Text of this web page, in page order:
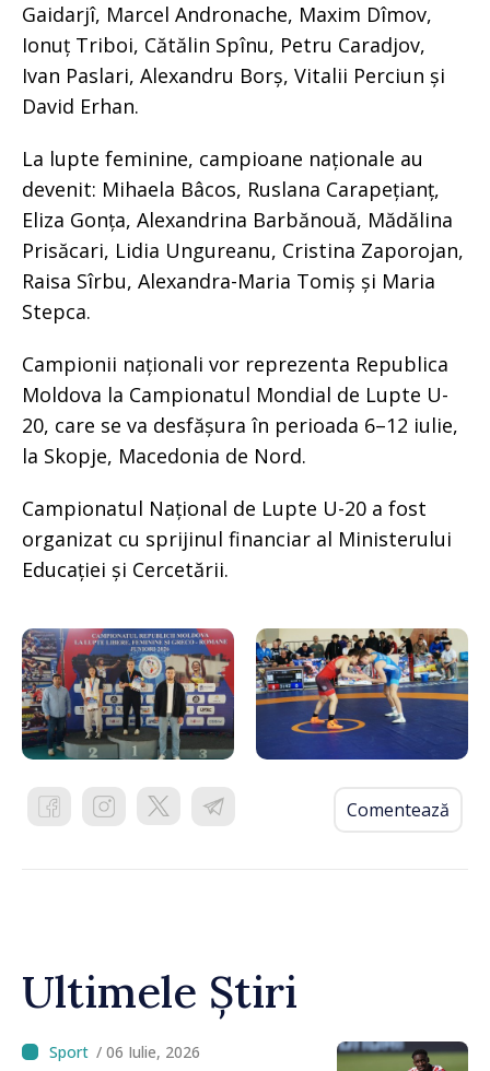
Gaidarjî, Marcel Andronache, Maxim Dîmov,
Ionuț Triboi, Cătălin Spînu, Petru Caradjov,
Ivan Paslari, Alexandru Borș, Vitalii Perciun și
David Erhan.
La lupte feminine, campioane naționale au
devenit: Mihaela Bâcos, Ruslana Carapețianț,
Eliza Gonța, Alexandrina Barbănouă, Mădălina
Prisăcari, Lidia Ungureanu, Cristina Zaporojan,
Raisa Sîrbu, Alexandra-Maria Tomiș și Maria
Stepca.
Campionii naționali vor reprezenta Republica
Moldova la Campionatul Mondial de Lupte U-
20, care se va desfășura în perioada 6–12 iulie,
la Skopje, Macedonia de Nord.
Campionatul Național de Lupte U-20 a fost
organizat cu sprijinul financiar al Ministerului
Educației și Cercetării.
Comentează
Ultimele Știri
/ 06 Iulie, 2026